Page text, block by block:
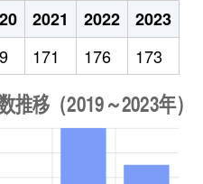
2021 2022
2023
171 176 173